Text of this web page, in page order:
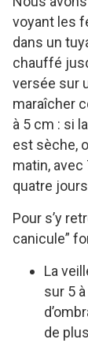
voyant les
dans un
chauffé
versée sur
maraîcher
à 5 cm : si
est sèche,
matin,
quatre
Pour s’y
canicule”
La
sur 5
de